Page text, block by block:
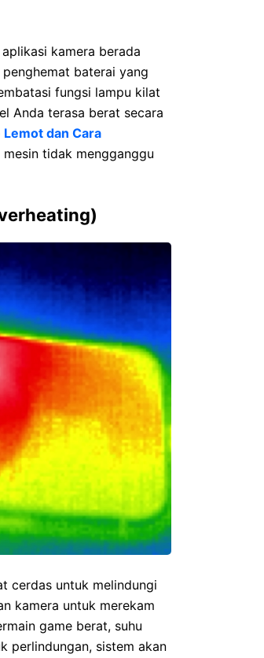
kamera berada
penghemat baterai yang
fungsi lampu kilat
Anda terasa berat secara
Lemot dan Cara
tidak mengganggu
cerdas untuk melindungi
kamera untuk merekam
game berat, suhu
perlindungan, sistem akan